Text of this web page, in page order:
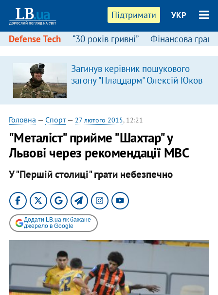
Підтримати УКР
Defense Tech “30 років гривні” Фінансова
Загинув керівник пошукового
загону "Плацдарм" Олексій Юков
Головна — Спорт— 27 лютого 2015, 12:21
"Металіст" прийме "Шахтар" у
Львові через рекомендації МВС
У "Першій столиці" грати небезпечно
Додати LB.ua як бажане
джерело в Google